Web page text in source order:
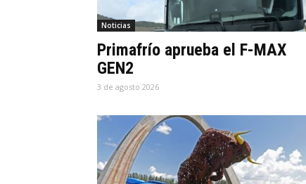
Noticias
Primafrío aprueba el F-MAX
GEN2
3 de agosto 2026